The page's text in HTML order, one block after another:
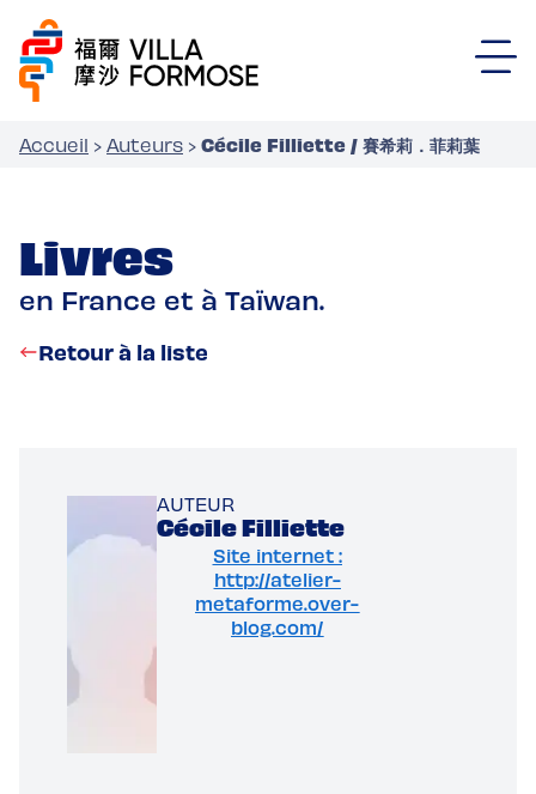
Accueil › Auteurs › Cécile Filliette / 賽希莉．菲莉葉
Livres
en France et à Taïwan.
Retour à la liste
AUTEUR
Cécile Filliette
Site internet :
http://atelier-
metaforme.over-
blog.com/